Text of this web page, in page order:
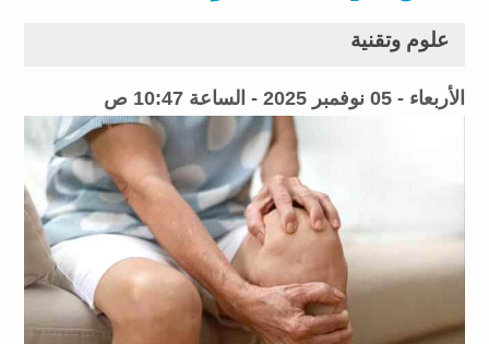
علوم وتقنية
الأربعاء - 05 نوفمبر 2025 - الساعة 10:47 ص